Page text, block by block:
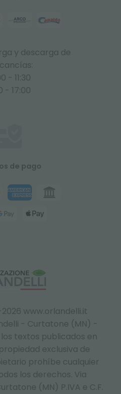
www.orlandelli.it
- Curtatone (MN) -
textos publicados en
exclusiva de
prohíbe cualquier
los derechos. Via
(MN) P.IVA e C.F.
y descarga de
- 11:30
- 17:00
de pago